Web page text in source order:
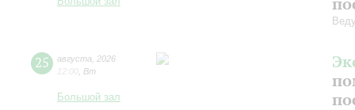
25 августа
2026
12:00 Вт
Большой зал